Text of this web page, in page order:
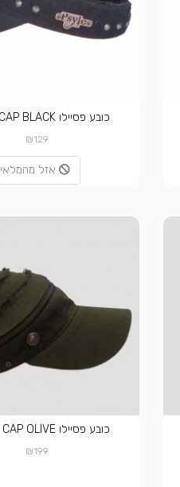
כובע פסיילו SPIKEY CAP BLACK
₪129
אזל מהמלאי
כובע פסיילו ZIP OFF CAP OLIVE
₪199